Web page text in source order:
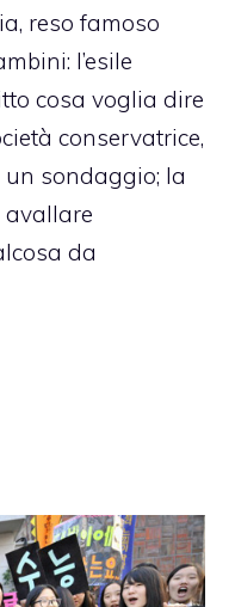
reso famoso
l’esile
cosa voglia dire
conservatrice,
sondaggio; la
avallare
da